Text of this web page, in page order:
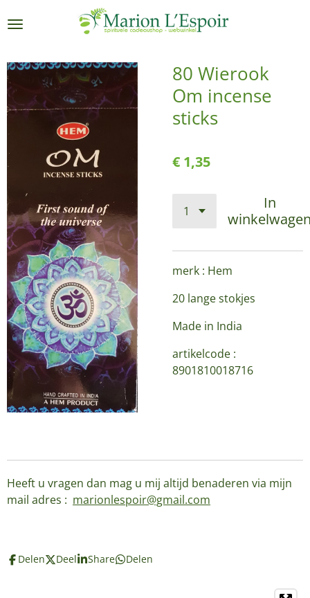
direct
de
hoofdinhoud
80 Wierook
Om incense
sticks
€ 1,35
In
merk : Hem
20 lange stokjes
Made in India
artikelcode :
8901810018716
Heeft u vragen dan mag u mij altijd benaderen via mijn
mail adres : marionlespoir@gmail.com
Delen Deel Share Delen